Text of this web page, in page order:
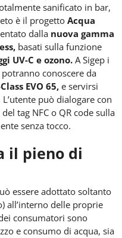
sanificato in bar,
è il progetto Acqua
dalla nuova gamma
basati sulla funzione
UV-C e ozono.A Sigep i
conoscere da
EVO 65, e servirsi
può dialogare con
tag NFC o QR code sulla
senza tocco.
il pieno di
essere adottato soltanto
all’interno delle proprie
consumatori sono
e consumo di acqua, sia